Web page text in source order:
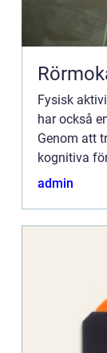
Fysisk
har också
Genom att
kognitiva
admin